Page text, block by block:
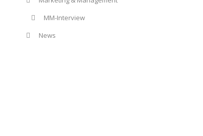
MM-Interview
News